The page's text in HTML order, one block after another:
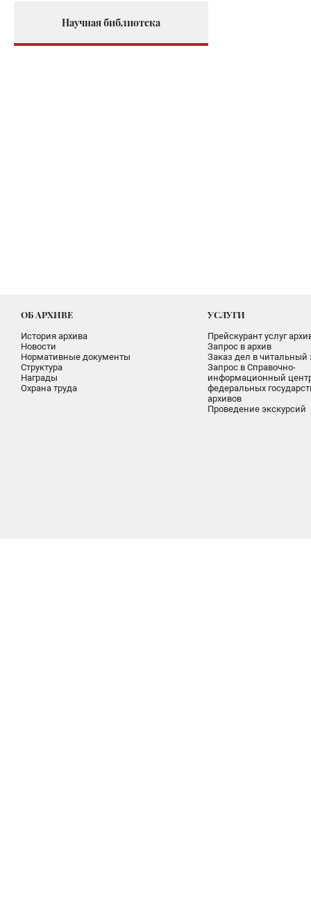
Научная библиотека
ОБ АРХИВЕ
История архива
Новости
Нормативные документы
Структура
Награды
Охрана труда
УСЛУГИ
Прейскурант услуг
Запрос в архив
Заказ дел в читальный
Запрос в Справочно-
информационный
федеральных
архивов
Проведение экскурсий